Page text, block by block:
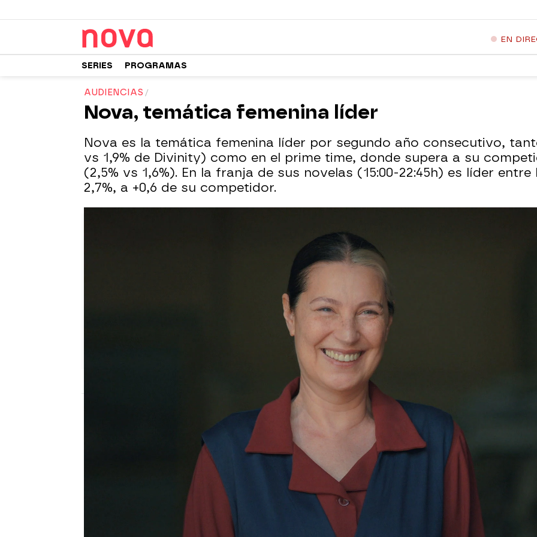
EN
SERIES PROGRAMAS
AUDIENCIAS
Nova, temática femenina líder
Nova es la temática femenina líder por segundo año consecutivo,
vs 1,9% de Divinity) como en el prime time, donde supera a su
(2,5% vs 1,6%). En la franja de sus novelas (15:00-22:45h) es líder
2,7%, a +0,6 de su competidor.
02 de enero de 2020, 10:40
WhatsappFacebook
Pionera en estrenar en España producciones procedentes de
Turquía, logra este año conquistar el Top 7 de las series más
vistas de este género:
'Sila' es la serie temática diaria más vista del año y la serie turca
más vista (587.000 y 3,3%), además de líder temático, al igual